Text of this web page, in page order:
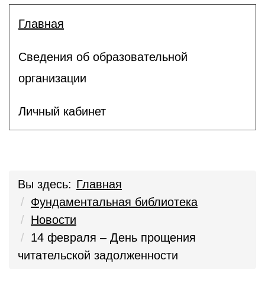
Главная
Сведения об образовательной
организации
Личный кабинет
Вы здесь: Главная
Фундаментальная библиотека
Новости
14 февраля – День прощения
читательской задолженности